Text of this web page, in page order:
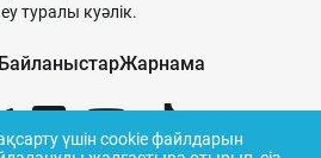
туралы куәлік.
БайланыстарЖарнама
үшін cookie файлдарын